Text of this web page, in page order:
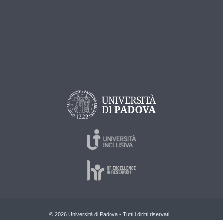
© 2026 Università di Padova - Tutti i diritti riservati